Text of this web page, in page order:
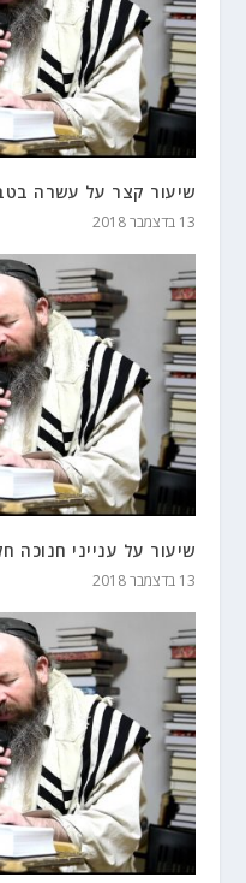
שיעור קצר על עשרה
13 בדצמבר 2018
שיעור על ענייני
13 בדצמבר 2018